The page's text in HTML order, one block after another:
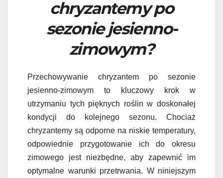
chryzantemy po
sezonie jesienno-
zimowym?
Przechowywanie chryzantem po sezonie
jesienno-zimowym to kluczowy krok w
utrzymaniu tych pięknych roślin w doskonałej
kondycji do kolejnego sezonu. Chociaż
chryzantemy są odporne na niskie temperatury,
odpowiednie przygotowanie ich do okresu
zimowego jest niezbędne, aby zapewnić im
optymalne warunki przetrwania. W niniejszym